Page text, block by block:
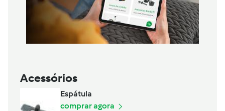
Acessórios
Espátula
comprar agora